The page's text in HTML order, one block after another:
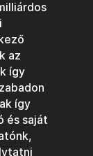
az
így
így
és saját